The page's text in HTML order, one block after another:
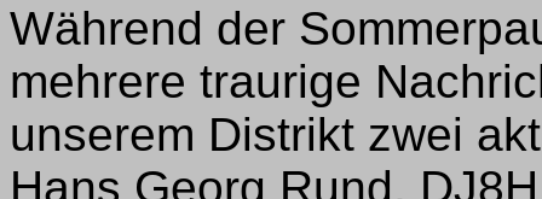
Während der
mehrere traurige
unserem Distrikt zwei
Hans Georg Rund,